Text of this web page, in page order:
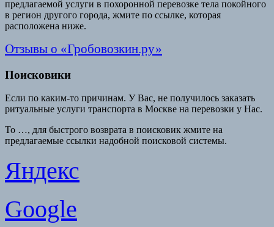
предлагаемой услуги в похоронной перевозке тела покойного
в регион другого города, жмите по ссылке, которая
расположена ниже.
Отзывы о «Гробовозкин.ру»
Поисковики
Если по каким-то причинам. У Вас, не получилось заказать
ритуальные услуги транспорта в Москве на перевозки у Нас.
То …, для быстрого возврата в поисковик жмите на
предлагаемые ссылки надобной поисковой системы.
Яндекс
Google